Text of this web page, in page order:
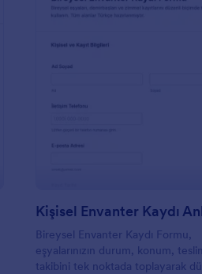
Kişisel Envanter Kaydı
Bireysel Envanter Kaydı Formu,
eşyalarınızın durum, konum,
takibini tek noktada toplayarak